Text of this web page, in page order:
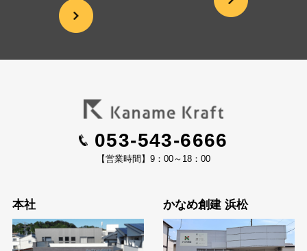
053-543-6666
【営業時間】9：00～18：00
本社 かなめ創建 浜松